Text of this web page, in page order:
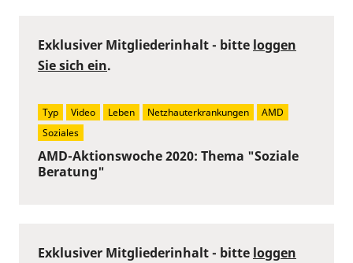
AMD-Aktionswoche 2020: Thema "Soziale
Beratung"
Exklusiver Mitgliederinhalt - bitte loggen
Sie sich ein.
Typ Video Leben Netzhauterkrankungen
AMD
Soziales
Exklusiver Mitgliederinhalt - bitte loggen